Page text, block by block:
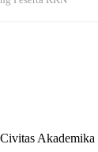
Civitas